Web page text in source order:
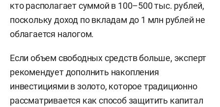
кто располагает суммой в 100–500 тыс. рублей,
поскольку доход по вкладам до 1 млн рублей не
облагается налогом.
Если объем свободных средств больше, эксперт
рекомендует дополнить накопления
инвестициями в золото, которое традиционно
рассматривается как способ защитить капитал